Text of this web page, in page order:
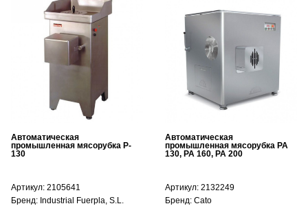
Автоматическая
промышленная мясорубка P-
130
Артикул: 2105641
Бренд: Industrial Fuerpla, S.L.
Автоматическая
промышленная мясорубка PA
130, PA 160, PA 200
Артикул: 2132249
Бренд: Cato